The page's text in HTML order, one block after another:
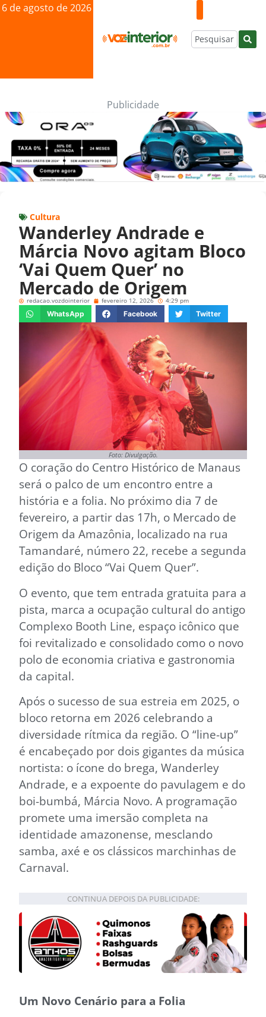
6 de agosto de 2026
Publicidade
Cultura
Wanderley Andrade e
Márcia Novo agitam Bloco
‘Vai Quem Quer’ no
Mercado de Origem
redacao.vozdointerior fevereiro 12, 2026 4:29 pm
WhatsApp Facebook Twitter
Foto: Divulgação.
O coração do Centro Histórico de Manaus
será o palco de um encontro entre a
história e a folia. No próximo dia 7 de
fevereiro, a partir das 17h, o Mercado de
Origem da Amazônia, localizado na rua
Tamandaré, número 22, recebe a segunda
edição do Bloco “Vai Quem Quer”.
O evento, que tem entrada gratuita para a
pista, marca a ocupação cultural do antigo
Complexo Booth Line, espaço icônico que
foi revitalizado e consolidado como o novo
polo de economia criativa e gastronomia
da capital.
Após o sucesso de sua estreia em 2025, o
bloco retorna em 2026 celebrando a
diversidade rítmica da região. O “line-up”
é encabeçado por dois gigantes da música
nortista: o ícone do brega, Wanderley
Andrade, e a expoente do pavulagem e do
boi-bumbá, Márcia Novo. A programação
promete uma imersão completa na
identidade amazonense, mesclando
samba, axé e os clássicos marchinhas de
Carnaval.
CONTINUA DEPOIS DA PUBLICIDADE:
Um Novo Cenário para a Folia